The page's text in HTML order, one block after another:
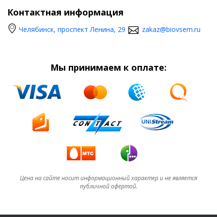
Контактная информация
Челябинск, проспект Ленина, 29 zakaz@biovsem.ru
Мы принимаем к оплате:
Цена на сайте носит информационный характер и не является
публичной офертой.